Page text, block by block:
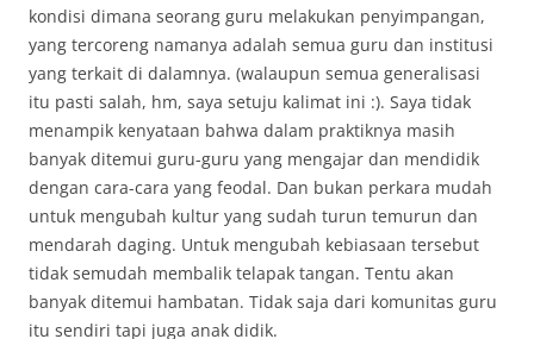
kondisi dimana seorang guru melakukan penyimpangan,
yang tercoreng namanya adalah semua guru dan institusi
yang terkait di dalamnya. (walaupun semua generalisasi
itu pasti salah, hm, saya setuju kalimat ini :). Saya tidak
menampik kenyataan bahwa dalam praktiknya masih
banyak ditemui guru-guru yang mengajar dan mendidik
dengan cara-cara yang feodal. Dan bukan perkara mudah
untuk mengubah kultur yang sudah turun temurun dan
mendarah daging. Untuk mengubah kebiasaan tersebut
tidak semudah membalik telapak tangan. Tentu akan
banyak ditemui hambatan. Tidak saja dari komunitas guru
itu sendiri tapi juga anak didik.